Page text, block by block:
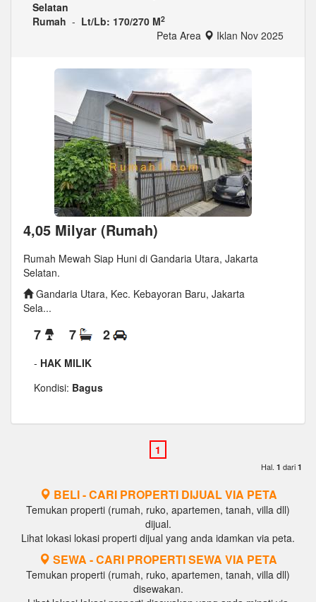
Selatan
Rumah - Lt/Lb: 170/270 M2
Peta Area Iklan Nov 2025
4,05 Milyar (Rumah)
Rumah Mewah Siap Huni di Gandaria Utara, Jakarta
Selatan.
Gandaria Utara, Kec. Kebayoran Baru, Jakarta
Sela...
7 7 2
- HAK MILIK
Kondisi: Bagus
Hal. 1 dari 1
BELI - CARI PROPERTI DIJUAL VIA PETA
Temukan properti (rumah, ruko, apartemen, tanah, villa dll)
dijual.
Lihat lokasi lokasi properti dijual yang anda idamkan via peta.
SEWA - CARI PROPERTI SEWA VIA PETA
Temukan properti (rumah, ruko, apartemen, tanah, villa dll)
disewakan.